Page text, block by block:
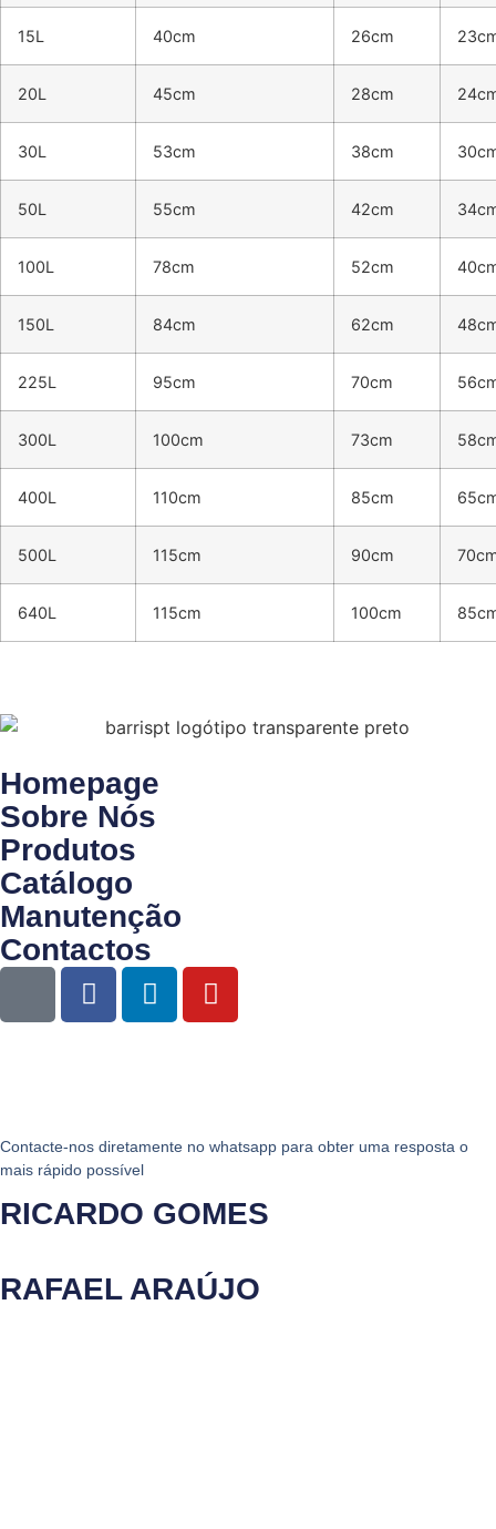
15L 40cm 26cm
20L 45cm 28cm
30L 53cm 38cm
50L 55cm 42cm
100L 78cm 52cm
150L 84cm 62cm
225L 95cm 70cm
300L 100cm 73cm
400L 110cm 85cm
500L 115cm 90cm
640L 115cm 100cm
Homepage
Sobre Nós
Produtos
Catálogo
Manutenção
Contactos
Contacte-nos diretamente no whatsapp para obter uma resposta o
mais rápido possível
RICARDO GOMES
RAFAEL ARAÚJO